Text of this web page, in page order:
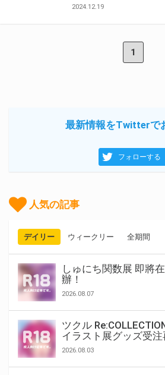
2024.12.19
1
最新情報をTwitterで
フォローする
人気の記事
デイリー ウィークリー 全期間
しゅにち関数展 即將
辦！
2026.08.07
ツクル
イラスト展グッズ受注
2026.08.03